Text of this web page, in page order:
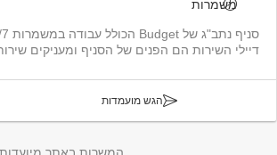
משמרות
דיילי השירות הם הפנים של הסניף ומעניקים
הגש מועמדות